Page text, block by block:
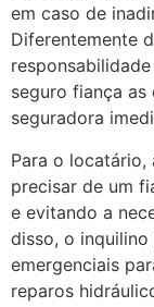
em caso de
Diferentemente
seguro fiança as
seguradora
Para o locatário,
precisar de um
e evitando a
disso, o
emergenciais
reparos